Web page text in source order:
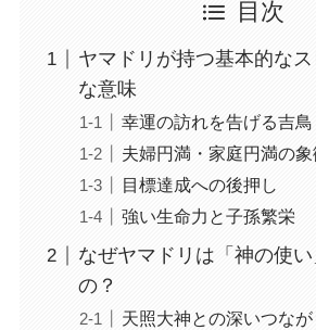
目次
ヤマドリが持つ基本的な
な意味
幸運の訪れを告げる吉鳥
夫婦円満・家庭円満の
目標達成への後押し
強い生命力と子孫繁栄
なぜヤマドリは「神の使
の？
天照大神との深いつなが